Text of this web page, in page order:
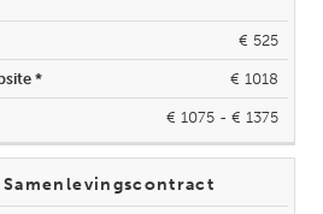
€ 525
€ 1018
€ 1075 - € 1375
Samenlevingscontract